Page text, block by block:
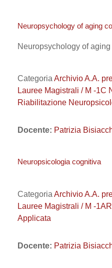
Neuropsychology of aging
Neuropsychology of aging
Categoria Archivio A.A.
Lauree Magistrali / M -1C
Riabilitazione
Docente: Patrizia
Neuropsicologia cognitiva
Categoria Archivio A.A.
Lauree Magistrali / M -
Applicata
Docente: Patrizia